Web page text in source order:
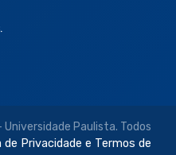
Paulista. Todos
de Privacidade e Termos de